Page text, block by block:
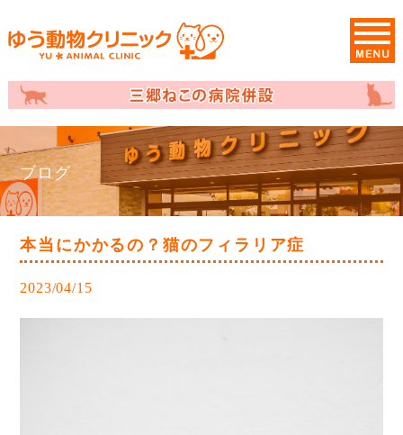
ブログ
本当にかかるの？猫のフィラリア症
2023/04/15